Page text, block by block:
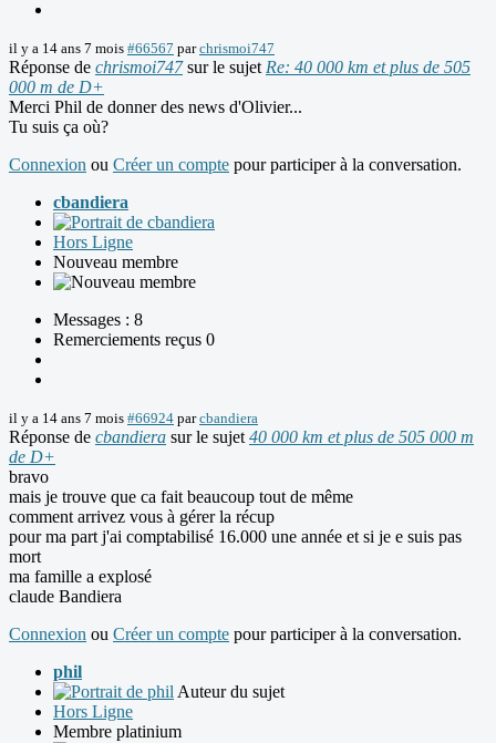
il y a 14 ans 7 mois #66567 parchrismoi747
Réponse de chrismoi747sur le sujet Re: 40 000 km et plus de 505
000 m de D+
Merci Phil de donner des news d'Olivier...
Tu suis ça où?
Connexion ou Créer un compte pour participer à la conversation.
cbandiera
Hors Ligne
Nouveau membre
Messages : 8
Remerciements reçus 0
il y a 14 ans 7 mois #66924 parcbandiera
Réponse de cbandiera sur le sujet 40 000 km et plus de 505 000 m
de D+
bravo
mais je trouve que ca fait beaucoup tout de même
comment arrivez vous à gérer la récup
pour ma part j'ai comptabilisé 16.000 une année et si je e suis pas
mort
ma famille a explosé
claude Bandiera
Connexion ou Créer un compte pour participer à la conversation.
phil
Auteur du sujet
Hors Ligne
Membre platinium